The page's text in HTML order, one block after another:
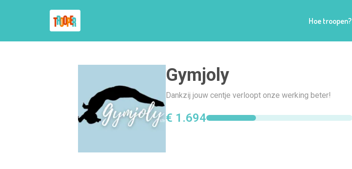
Hoe troopen?
Gymjoly
Dankzij jouw centje verloopt onze werking beter!
€ 1.694